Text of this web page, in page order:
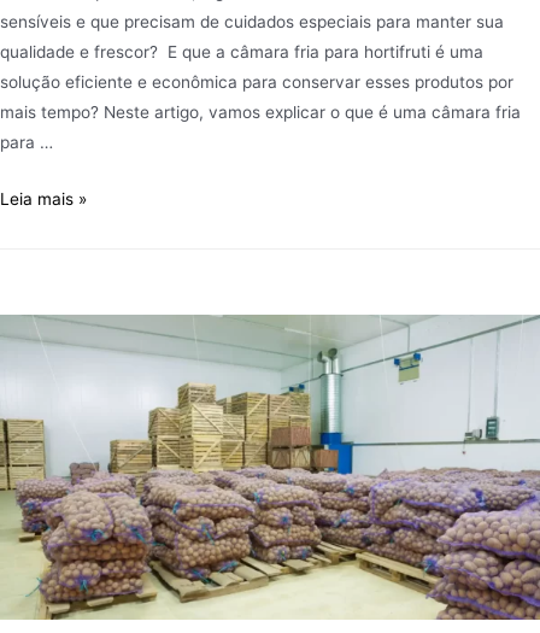
sensíveis e que precisam de cuidados especiais para manter sua
qualidade e frescor? E que a câmara fria para hortifruti é uma
solução eficiente e econômica para conservar esses produtos por
mais tempo? Neste artigo, vamos explicar o que é uma câmara fria
para …
Leia mais »